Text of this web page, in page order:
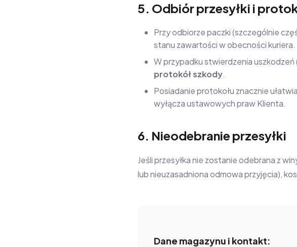
5. Odbiór przesyłki i
Przy odbiorze paczki (szczególnie
stanu zawartości w obecności kuriera.
W przypadku stwierdzenia
protokół szkody.
Posiadanie protokołu znacznie
wyłącza ustawowych praw Klienta.
6. Nieodebranie przesyłki
Jeśli przesyłka nie zostanie odebrana z
lub nieuzasadniona odmowa przyjęcia),
Dane magazynu i kontakt: